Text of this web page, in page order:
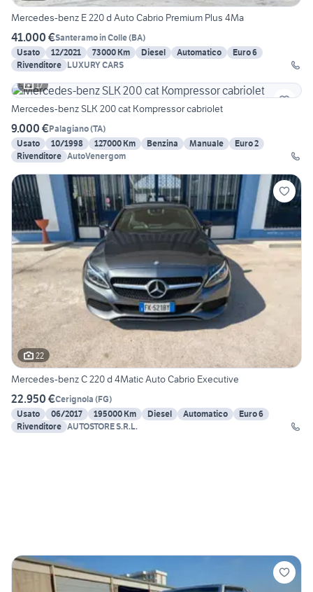
Mercedes-benz E 220 d Auto Cabrio Premium Plus 4Ma
41.000 €Santeramo in Colle(BA)
Usato
12/2021 73000 Km Diesel Automatico
Euro 6
Rivenditore LUXURY CARS
17
Mercedes-benz SLK 200 cat Kompressor cabriolet
9.000 €Palagiano(TA)
Usato
10/1998 127000 Km Benzina Manuale
Euro 2
Rivenditore AutoVenergom
22
Mercedes-benz C 220 d 4Matic Auto Cabrio Executive
22.950 €Cerignola (FG)
Usato
06/2017 195000 Km Diesel Automatico
Euro 6
Rivenditore AUTOSTORE S.R.L.